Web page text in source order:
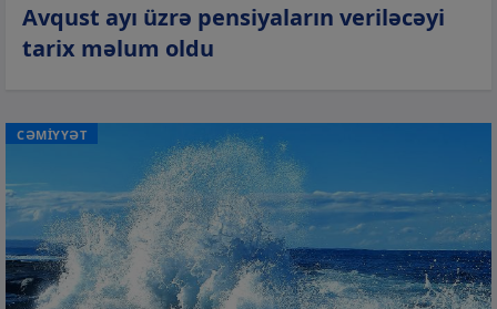
Avqust ayı üzrə pensiyaların veriləcəyi
tarix məlum oldu
CƏMİYYƏT